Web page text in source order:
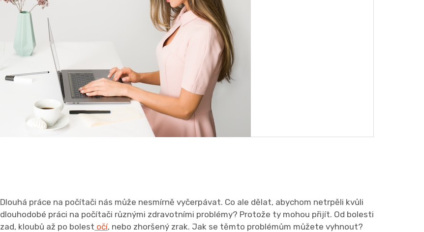
Dlouhá práce na počítači nás může nesmírně vyčerpávat. Co ale dělat, abychom netrpěli kvůli
dlouhodobé práci na počítači různými zdravotními problémy? Protože ty mohou přijít. Od bolesti
zad, kloubů až po bolest očí, nebo zhoršený zrak. Jak se těmto problémům můžete vyhnout?